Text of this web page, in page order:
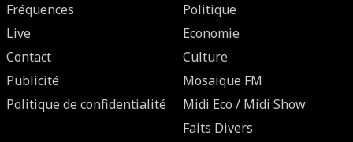
Fréquences
Live
Contact
Publicité
Politique de confidentialité
Politique
Economie
Culture
Mosaique FM
Midi Eco / Midi Show
Faits Divers